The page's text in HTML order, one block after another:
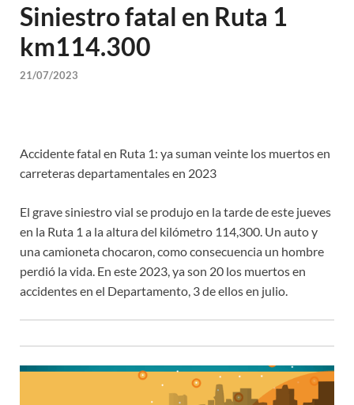
Siniestro fatal en Ruta 1
km114.300
21/07/2023
Accidente fatal en Ruta 1: ya suman veinte los muertos en
carreteras departamentales en 2023
El grave siniestro vial se produjo en la tarde de este jueves
en la Ruta 1 a la altura del kilómetro 114,300. Un auto y
una camioneta chocaron, como consecuencia un hombre
perdió la vida. En este 2023, ya son 20 los muertos en
accidentes en el Departamento, 3 de ellos en julio.